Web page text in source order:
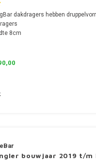
dakdragers hebben
8cm
bouwjaar 2019 t/